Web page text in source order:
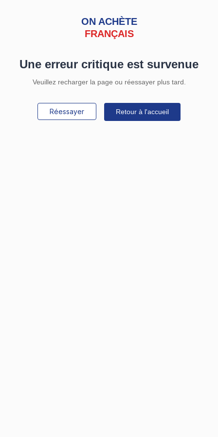
ON ACHÈTE
FRANÇAIS
Une erreur critique est survenue
Veuillez recharger la page ou réessayer plus tard.
Réessayer Retour à l'accueil